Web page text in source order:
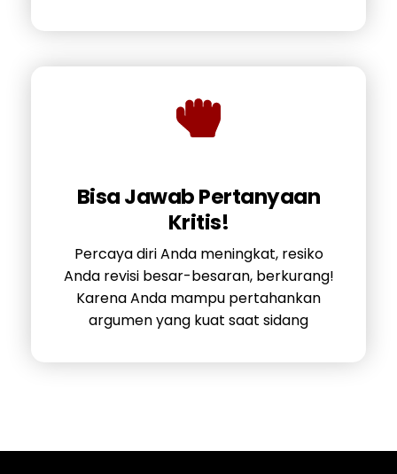
Bisa Jawab Pertanyaan
Kritis!
Percaya diri Anda meningkat, resiko
Anda revisi besar-besaran, berkurang!
Karena Anda mampu pertahankan
argumen yang kuat saat sidang